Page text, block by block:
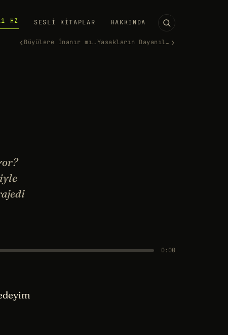
HZ SESLI KITAPLAR HAKKINDA
‹ Büyülere İnanır mısın? Yasakların Dayanılmaz Çekicil… ›
0:00